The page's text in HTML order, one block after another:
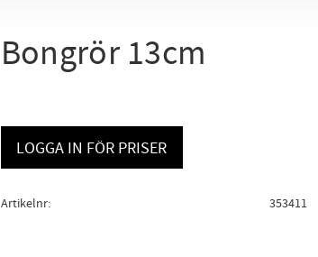
Bongrör 13cm
LOGGA IN FÖR PRISER
Artikelnr 353411